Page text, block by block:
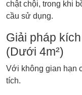
chật chội, trong khi
cầu sử dụng.
Giải pháp
(Dưới 4m²)
Với không gian hạn
tích.